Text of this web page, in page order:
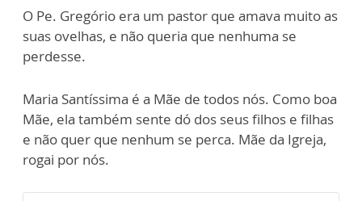
O Pe. Gregório era um pastor que amava muito as
suas ovelhas, e não queria que nenhuma se
perdesse.
Maria Santíssima é a Mãe de todos nós. Como boa
Mãe, ela também sente dó dos seus filhos e filhas
e não quer que nenhum se perca. Mãe da Igreja,
rogai por nós.